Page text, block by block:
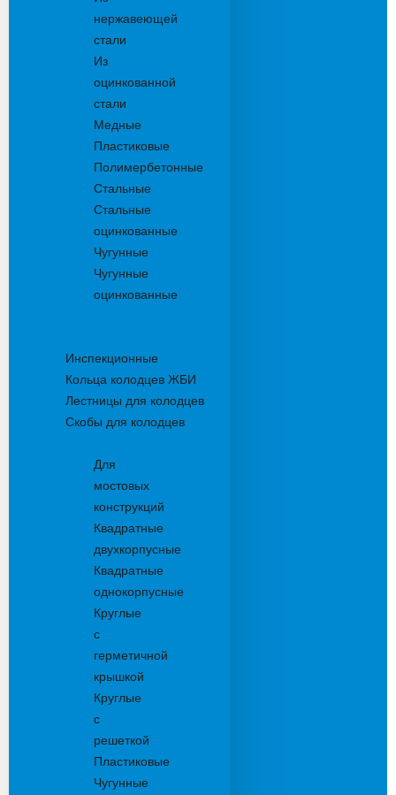
нержавеющей
стали
Из
оцинкованной
стали
Медные
Пластиковые
Полимербетонные
Стальные
Стальные
оцинкованные
Чугунные
Чугунные
оцинкованные
Инспекционные
Кольца колодцев ЖБИ
Лестницы для колодцев
Скобы для колодцев
Для
мостовых
конструкций
Квадратные
двухкорпусные
Квадратные
однокорпусные
Круглые
с
герметичной
крышкой
Круглые
с
решеткой
Пластиковые
Чугунные